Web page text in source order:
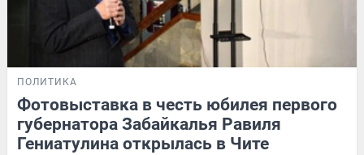
ПОЛИТИКА
Фотовыставка в честь юбилея первого
губернатора Забайкалья Равиля
Гениатулина открылась в Чите